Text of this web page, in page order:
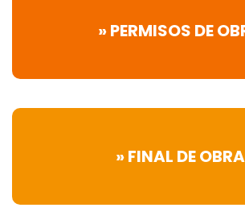
» PERMISOS DE
» FINAL DE OBRA